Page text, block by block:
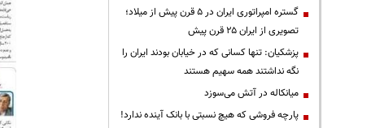
گستره امپراتوری ایران در ۵ قرن پیش از میلاد؛
تصویری از ایران ۲۵ قرن پیش
پزشکیان: تنها کسانی که در خیابان بودند ایران را
نگه نداشتند همه سهیم هستند
میانکاله در آتش می‌سوزد
پارچه فروشی که هیچ نسبتی با بانک آینده ندارد!